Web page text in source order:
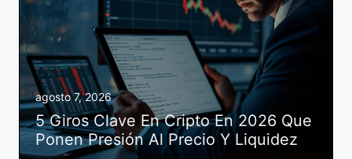
agosto 7, 2026
5 Giros Clave En Cripto En 2026 Que
Ponen Presión Al Precio Y Liquidez